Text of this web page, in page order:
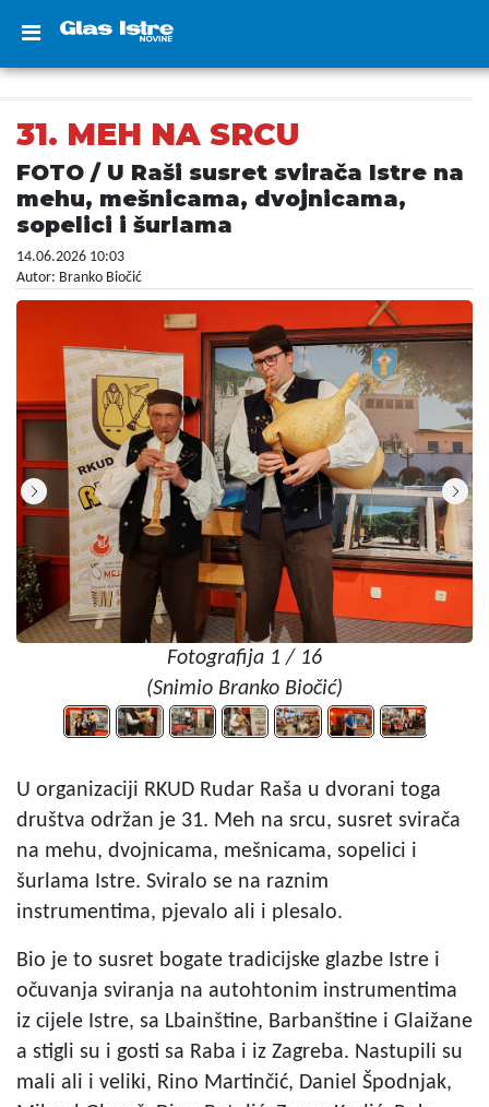
31. MEH NA SRCU
FOTO / U Raši susret svirača Istre na
mehu, mešnicama, dvojnicama,
sopelici i šurlama
14.06.2026 10:03
Autor: Branko Biočić
Fotografija 1 / 16
(Snimio Branko Biočić)
U organizaciji RKUD Rudar Raša u dvorani toga
društva održan je 31. Meh na srcu, susret svirača
na mehu, dvojnicama, mešnicama, sopelici i
šurlama Istre. Sviralo se na raznim
instrumentima, pjevalo ali i plesalo.
Bio je to susret bogate tradicijske glazbe Istre i
očuvanja sviranja na autohtonim instrumentima
iz cijele Istre, sa Lbainštine, Barbanštine i Glaižane
a stigli su i gosti sa Raba i iz Zagreba. Nastupili su
mali ali i veliki, Rino Martinčić, Daniel Špodnjak,